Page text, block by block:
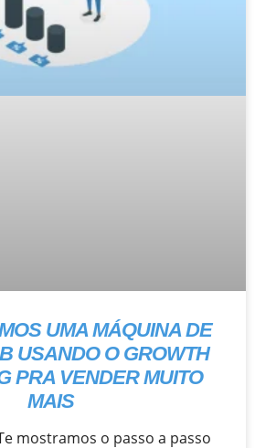
UMA MÁQUINA DE
USANDO O GROWTH
PRA VENDER MUITO
MAIS
mostramos o passo a passo